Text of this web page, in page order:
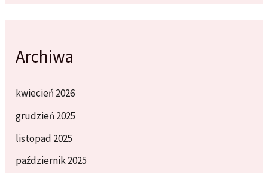
Archiwa
kwiecień 2026
grudzień 2025
listopad 2025
październik 2025